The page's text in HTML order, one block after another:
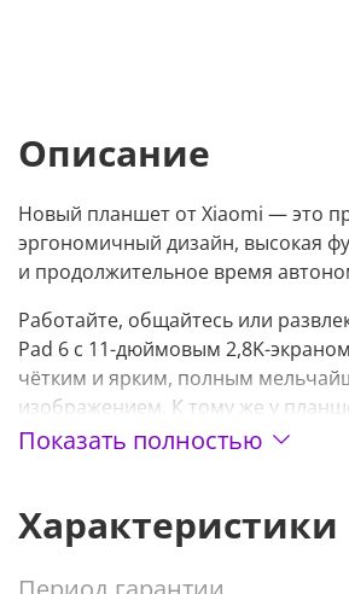
Описание
Новый планшет от Xiaomi — это
эргономичный дизайн, высокая
и продолжительное время
Работайте, общайтесь или
Pad 6 c 11-дюймовым 2,8K-
чётким и ярким, полным
изображением. К тому же у
возможность ввода данных при
Быструю и бесперебойную работу
обеспечивают 7-нм
Показать полностью
Характеристики